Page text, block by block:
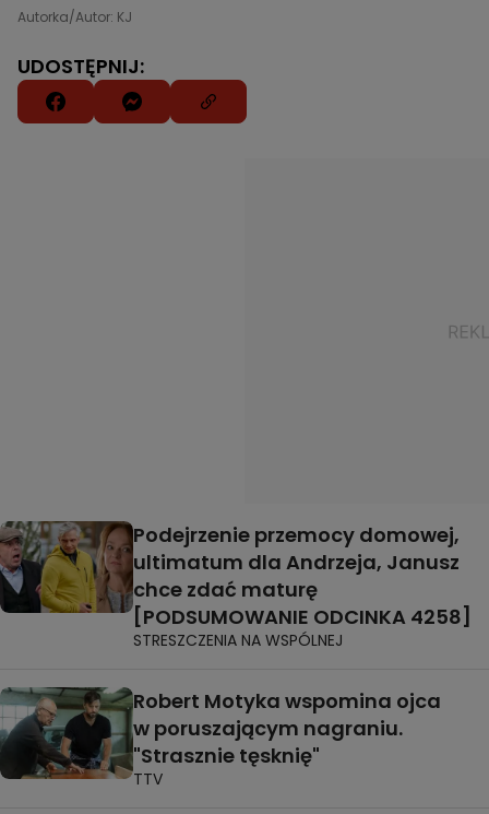
Autorka/Autor: KJ
UDOSTĘPNIJ:
Podejrzenie przemocy domowej,
ultimatum dla Andrzeja, Janusz
chce zdać maturę
[PODSUMOWANIE ODCINKA 4258]
STRESZCZENIA NA WSPÓLNEJ
Robert Motyka wspomina ojca
w poruszającym nagraniu.
"Strasznie tęsknię"
TTV